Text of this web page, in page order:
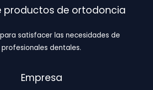
productos de ortodoncia
satisfacer las necesidades de
profesionales dentales.
Empresa